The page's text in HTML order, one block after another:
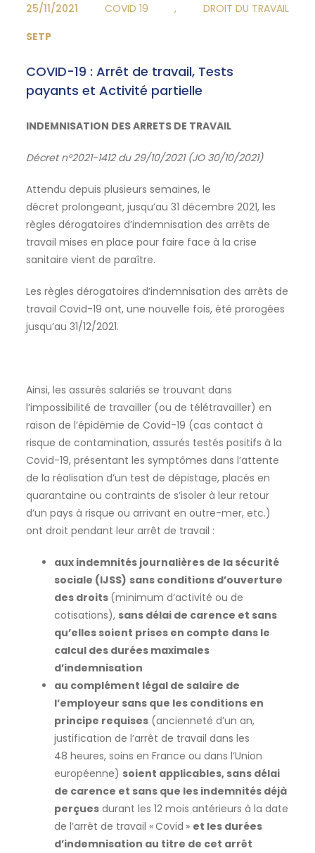
SETP
25/11/2021 COVID 19 , DROIT DU TRAVAIL
COVID-19 : Arrêt de travail, Tests
payants et Activité partielle
INDEMNISATION DES ARRETS DE TRAVAIL
Décret n°2021-1412 du 29/10/2021 (JO 30/10/2021)
Attendu depuis plusieurs semaines, le
décret prolongeant, jusqu’au 31 décembre 2021, les
règles dérogatoires d’indemnisation des arrêts de
travail mises en place pour faire face à la crise
sanitaire vient de paraître.
Les règles dérogatoires d’indemnisation des arrêts de
travail Covid-19 ont, une nouvelle fois, été prorogées
jusqu’au 31/12/2021.
Ainsi, les assurés salariés se trouvant dans
l’impossibilité de travailler (ou de télétravailler) en
raison de l’épidémie de Covid-19 (cas contact à
risque de contamination, assurés testés positifs à la
Covid-19, présentant les symptômes dans l’attente
de la réalisation d’un test de dépistage, placés en
quarantaine ou contraints de s’isoler à leur retour
d’un pays à risque ou arrivant en outre-mer, etc.)
ont droit pendant leur arrêt de travail :
aux indemnités journalières de la sécurité
sociale (IJSS) sans conditions d’ouverture
des droits (minimum d’activité ou de
cotisations), sans délai de carence et sans
qu’elles soient prises en compte dans le
calcul des durées maximales
d’indemnisation
au complément légal de salaire de
l’employeur sans que les conditions en
principe requises (ancienneté d’un an,
justification de l’arrêt de travail dans les
48 heures, soins en France ou dans l’Union
européenne) soient applicables, sans délai
de carence et sans que les indemnités déjà
perçues durant les 12 mois antérieurs à la date
de l’arrêt de travail « Covid » et les durées
d’indemnisation au titre de cet arrêt